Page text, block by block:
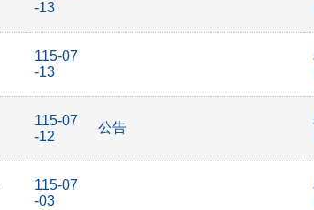
-13
115-07
-13
115-07
-12
公告
115-07
-03